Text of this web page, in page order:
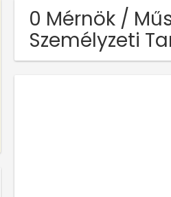
0 Mérnök /
Személyzeti